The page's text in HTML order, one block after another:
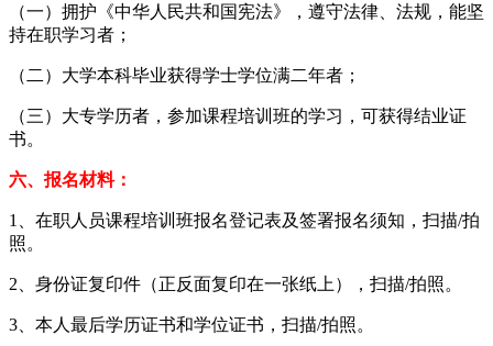
（一）拥护《中华人民共和国宪法》，遵守法律、法规，能坚
持在职学习者；
（二）大学本科毕业获得学士学位满二年者；
（三）大专学历者，参加课程培训班的学习，可获得结业证
书。
六、报名材料：
1、在职人员课程培训班报名登记表及签署报名须知，扫描/拍
照。
2、身份证复印件（正反面复印在一张纸上），扫描/拍照。
3、本人最后学历证书和学位证书，扫描/拍照。